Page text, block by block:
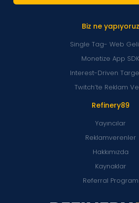
Refinery89
Yayıncılar
Reklamverenler
Hakkımızda
Kaynaklar
Referral Program
Biz ne yapıyoruz
Single Tag- Web
Monetize App SDK
Interest-Driven
Twitch’te Reklam